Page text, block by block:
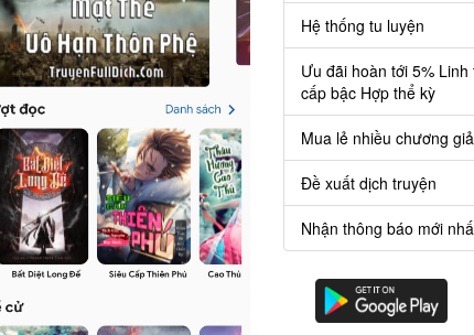
Chương truyện cần 20 LT để mua.
Truyện mua lẻ thì cứ Giá chương x Số chương, mua combo thì
Đăng nhập Nạp linh thạch
kiệm thời gian.
sẽ không phải ấn mua.
4 chương thìchương 101,102,103 sẽ không phải ấn mua.
Hệ thống tu luyện
Ưu đãi hoàn tới 5%
cấp bậc Hợp thể kỳ
Mua lẻ nhiều chương
Đề xuất dịch truyện
Nhận thông báo mới